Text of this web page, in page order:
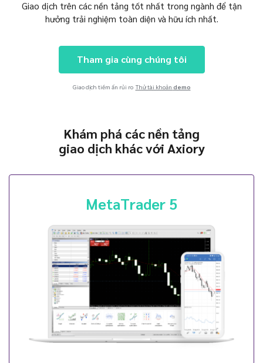
Giao dịch trên các nền tảng tốt nhất trong ngành để tận
hưởng trải nghiệm toàn diện và hữu ích nhất.
Tham gia cùng chúng tôi
Giao dịch tiềm ẩn rủi ro Thử tài khoản demo
Khám phá các nền tảng
giao dịch khác với Axiory
MetaTrader 5